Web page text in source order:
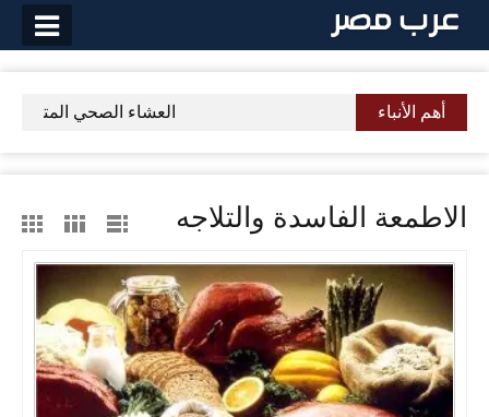
التخطي
أهم الأنباء العشاء الصحي
الاطمعة الفاسدة والتلاجه